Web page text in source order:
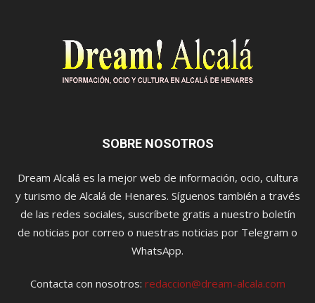
SOBRE NOSOTROS
Dream Alcalá es la mejor web de información, ocio, cultura
y turismo de Alcalá de Henares. Síguenos también a través
de las redes sociales, suscríbete gratis a nuestro boletín
de noticias por correo o nuestras noticias por Telegram o
WhatsApp.
Contacta con nosotros: redaccion@dream-alcala.com